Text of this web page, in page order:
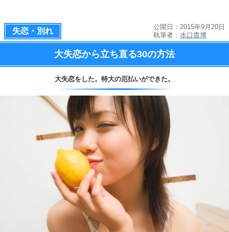
失恋・別れ
公開日：2015年9月20日
執筆者： 水口貴博
大失恋から立ち直る30の方法
大失恋をした。 特大の厄払いができた。